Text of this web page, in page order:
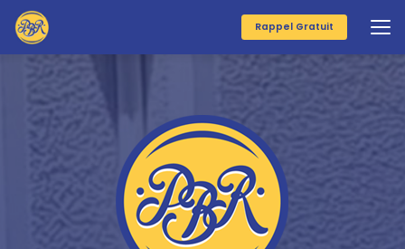
Aller
au
contenu
principal
Rappel Gratuit